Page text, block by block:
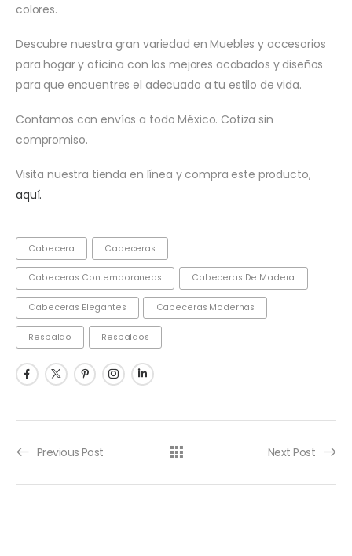
colores.
Descubre nuestra gran variedad en Muebles y accesorios
para hogar y oficina con los mejores acabados y diseños
para que encuentres el adecuado a tu estilo de vida.
Contamos con envíos a todo México. Cotiza sin
compromiso.
Visita nuestra tienda en línea y compra este producto,
aquí.
Cabecera Cabeceras
Cabeceras Contemporaneas Cabeceras De Madera
Cabeceras Elegantes Cabeceras Modernas
Respaldo Respaldos
Previous Post Next Post